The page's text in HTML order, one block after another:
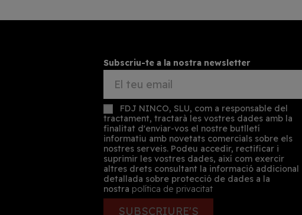
Subscriu-te a la nostra newsletter
FDJ NINCO, SLU, com a responsable del
tractament, tractarà les vostres dades amb la
finalitat d'enviar-vos el nostre butlletí
informatiu amb novetats comercials sobre els
nostres serveis. Podeu accedir, rectificar i
suprimir les vostres dades, així com exercir
altres drets consultant la informació addicional
detallada sobre protecció de dades a la
nostra política de privacitat
SUBSCRIURE'S